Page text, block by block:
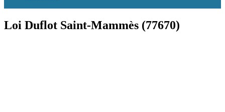
Loi Duflot Saint-Mammès (77670)